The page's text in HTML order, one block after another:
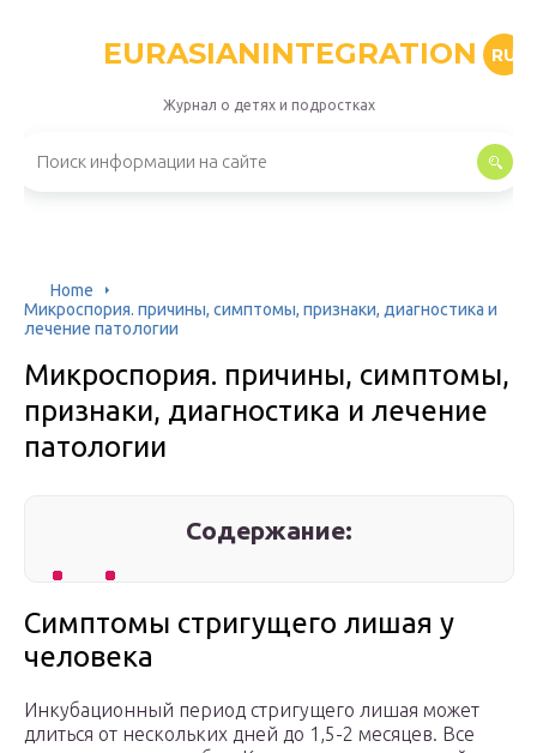
EURASIANINTEGRATION RU
Журнал о детях и подростках
Home
Микроспория. причины, симптомы, признаки, диагностика и
лечение патологии
Микроспория. причины, симптомы,
признаки, диагностика и лечение
патологии
Содержание:
Симптомы стригущего лишая у
человека
Инкубационный период стригущего лишая может
длиться от нескольких дней до 1,5-2 месяцев. Все